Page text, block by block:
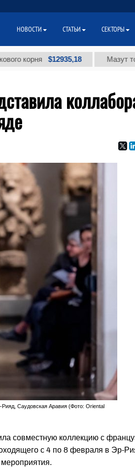
$12935,18 Мазут
Саудовская Аравия (Фото: Oriental
совместную коллекцию с
с 4 по 8 февраля в Эр-
НОВОСТИ СТАТЬИ СЕКТОРЫ